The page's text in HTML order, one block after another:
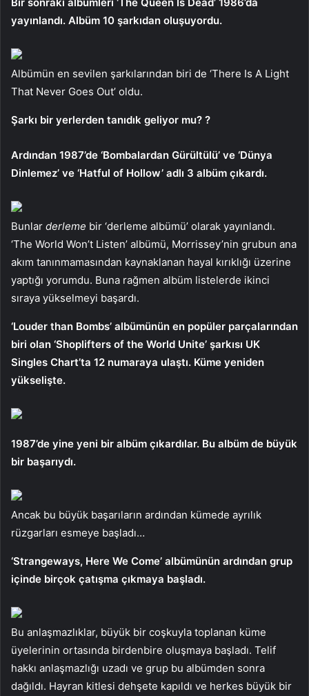
yayınlandı. Albüm 10 şarkıdan oluşuyordu.
Albümün en sevilen şarkılarından biri de ‘There Is A Light
That Never Goes Out’ oldu.
Şarkı bir yerlerden tanıdık geliyor mu? ?
Ardından 1987’de ‘Bombalardan Gürültülü’ ve ‘Dünya
Dinlemez’ ve ‘Hatful of Hollow’ adlı 3 albüm çıkardı.
Bunlar derleme bir ‘derleme albümü’ olarak yayınlandı.
‘The World Won’t Listen’ albümü, Morrissey’nin grubun ana
akım tanınmamasından kaynaklanan hayal kırıklığı üzerine
yaptığı yorumdu. Buna rağmen albüm listelerde ikinci
sıraya yükselmeyi başardı.
‘Louder than Bombs’ albümünün en popüler parçalarından
biri olan ‘Shoplifters of the World Unite’ şarkısı UK
Singles Chart’ta 12 numaraya ulaştı. Küme yeniden
yükselişte.
1987’de yine yeni bir albüm çıkardılar. Bu albüm de büyük
bir başarıydı.
Ancak bu büyük başarıların ardından kümede ayrılık
rüzgarları esmeye başladı…
‘Strangeways, Here We Come’ albümünün ardından grup
içinde birçok çatışma çıkmaya başladı.
Bu anlaşmazlıklar, büyük bir coşkuyla toplanan küme
üyelerinin ortasında birdenbire oluşmaya başladı. Telif
hakkı anlaşmazlığı uzadı ve grup bu albümden sonra
dağıldı. Hayran kitlesi dehşete kapıldı ve herkes büyük bir